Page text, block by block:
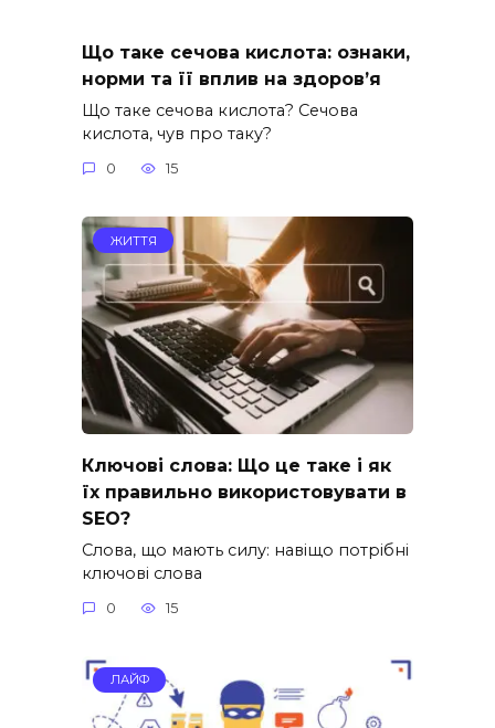
Що таке сечова кислота: ознаки,
норми та її вплив на здоров’я
Що таке сечова кислота? Сечова
кислота, чув про таку?
0 15
ЖИТТЯ
Ключові слова: Що це таке і як
їх правильно використовувати в
SEO?
Слова, що мають силу: навіщо потрібні
ключові слова
0 15
ЛАЙФ